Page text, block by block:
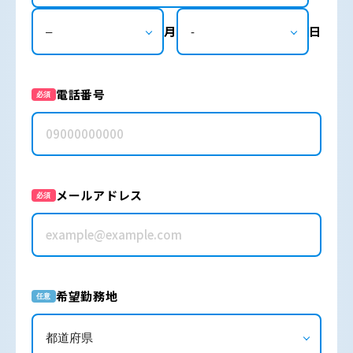
月 日
必須 電話番号
必須 メールアドレス
任意 希望勤務地